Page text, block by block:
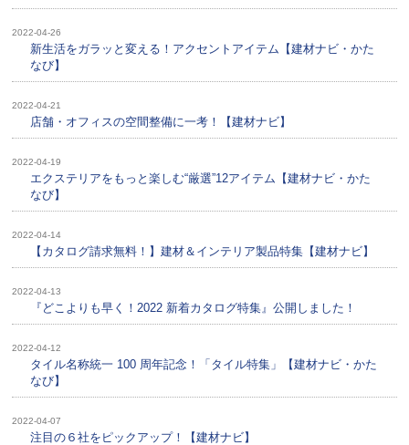
2022-04-26
新生活をガラッと変える！アクセントアイテム【建材ナビ・かた
なび】
2022-04-21
店舗・オフィスの空間整備に一考！【建材ナビ】
2022-04-19
エクステリアをもっと楽しむ“厳選”12アイテム【建材ナビ・かた
なび】
2022-04-14
【カタログ請求無料！】建材＆インテリア製品特集【建材ナビ】
2022-04-13
『どこよりも早く！2022 新着カタログ特集』公開しました！
2022-04-12
タイル名称統一 100 周年記念！「タイル特集」【建材ナビ・かた
なび】
2022-04-07
注目の６社をピックアップ！【建材ナビ】